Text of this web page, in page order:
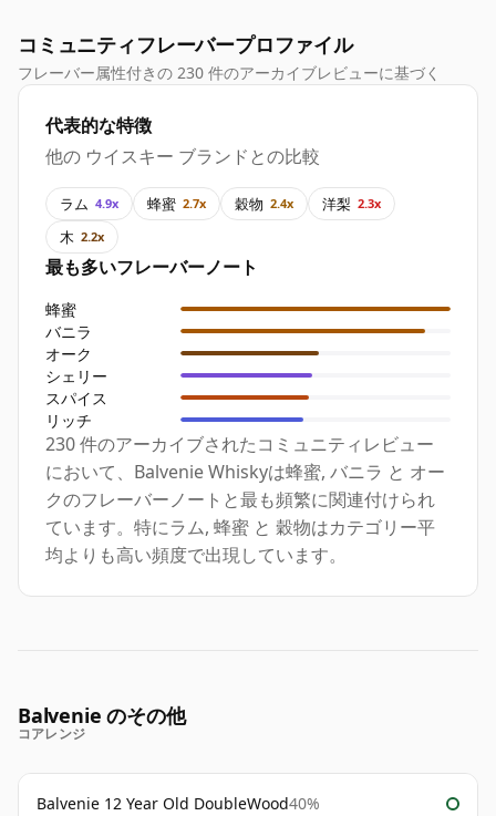
コミュニティフレーバープロファイル
フレーバー属性付きの 230 件のアーカイブレビューに基づく
代表的な特徴
他の ウイスキー ブランドとの比較
ラム 4.9x 蜂蜜 2.7x 穀物 2.4x 洋梨 2.3x
木 2.2x
最も多いフレーバーノート
蜂蜜
バニラ
オーク
シェリー
スパイス
リッチ
230 件のアーカイブされたコミュニティレビュー
において、Balvenie Whiskyは蜂蜜, バニラ と オー
クのフレーバーノートと最も頻繁に関連付けられ
ています。特にラム, 蜂蜜 と 穀物はカテゴリー平
均よりも高い頻度で出現しています。
Balvenie のその他
コアレンジ
Balvenie 12 Year Old DoubleWood40%